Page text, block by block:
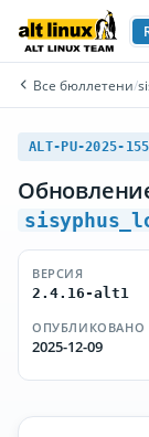
Все бюллетени/
ALT-PU-2025-
ВЕРСИЯ
2.4.16-alt1
ОПУБЛИКОВАНО
2025-12-09